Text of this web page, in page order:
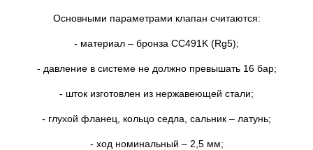
Основными параметрами клапан считаются:
- материал – бронза CC491K (Rg5);
- давление в системе не должно превышать 16 бар;
- шток изготовлен из нержавеющей стали;
- глухой фланец, кольцо седла, сальник – латунь;
- ход номинальный – 2,5 мм;